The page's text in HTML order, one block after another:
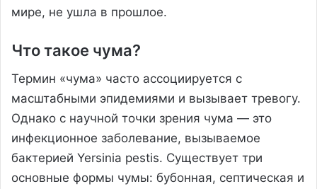
мире, не ушла в прошлое.
Что такое чума?
Термин «чума» часто ассоциируется с
масштабными эпидемиями и вызывает тревогу.
Однако с научной точки зрения чума — это
инфекционное заболевание, вызываемое
бактерией Yersinia pestis. Существует три
основные формы чумы: бубонная, септическая и